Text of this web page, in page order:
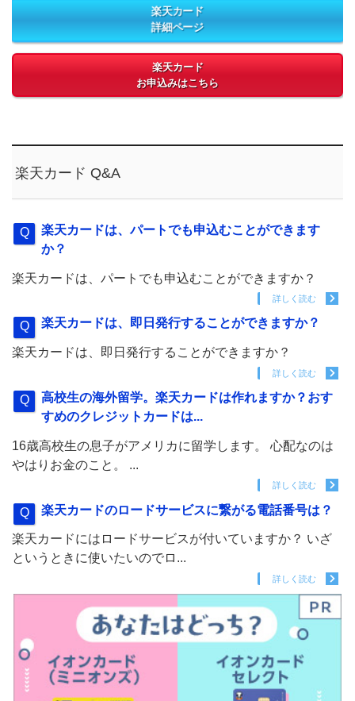
楽天カード
詳細ページ
楽天カード
お申込みはこちら
楽天カード Q&A
楽天カードは、パートでも申込むことができます
か？
楽天カードは、パートでも申込むことができますか？
詳しく読む
楽天カードは、即日発行することができますか？
楽天カードは、即日発行することができますか？
詳しく読む
高校生の海外留学。楽天カードは作れますか？おす
すめのクレジットカードは...
16歳高校生の息子がアメリカに留学します。 心配なのは
やはりお金のこと。 ...
詳しく読む
楽天カードのロードサービスに繋がる電話番号は？
楽天カードにはロードサービスが付いていますか？ いざ
というときに使いたいのでロ...
詳しく読む